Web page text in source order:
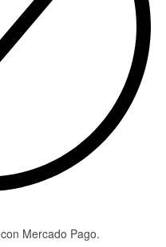
con Mercado Pago.